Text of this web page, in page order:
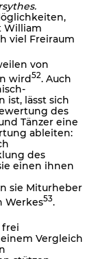
William
viel Freiraum
von
wird52. Auch
ist, lässt sich
des
Tänzer eine
ableiten:
des
einen ihnen
sie Miturheber
Werkes53.
frei
Vergleich